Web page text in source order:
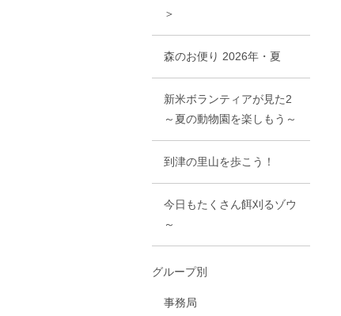
＞
森のお便り 2026年・夏
新米ボランティアが見た2
～夏の動物園を楽しもう～
到津の里山を歩こう！
今日もたくさん餌刈るゾウ
～
グループ別
事務局